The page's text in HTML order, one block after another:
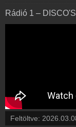
Rádió 1 –
Feltöltve: